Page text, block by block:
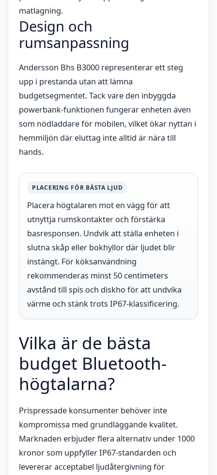
matlagning.
Design och
rumsanpassning
Andersson Bhs B3000 representerar ett steg
upp i prestanda utan att lämna
budgetsegmentet. Tack vare den inbyggda
powerbank-funktionen fungerar enheten även
som nödladdare för mobilen, vilket ökar nyttan i
hemmiljön där eluttag inte alltid är nära till
hands.
PLACERING FÖR BÄSTA LJUD
Placera högtalaren mot en vägg för att
utnyttja rumskontakter och förstärka
basresponsen. Undvik att ställa enheten i
slutna skåp eller bokhyllor där ljudet blir
instängt. För köksanvändning
rekommenderas minst 50 centimeters
avstånd till spis och diskho för att undvika
värme och stänk trots IP67-klassificering.
Vilka är de bästa
budget Bluetooth-
högtalarna?
Prispressade konsumenter behöver inte
kompromissa med grundläggande kvalitet.
Marknaden erbjuder flera alternativ under 1000
kronor som uppfyller IP67-standarden och
levererar acceptabel ljudåtergivning för